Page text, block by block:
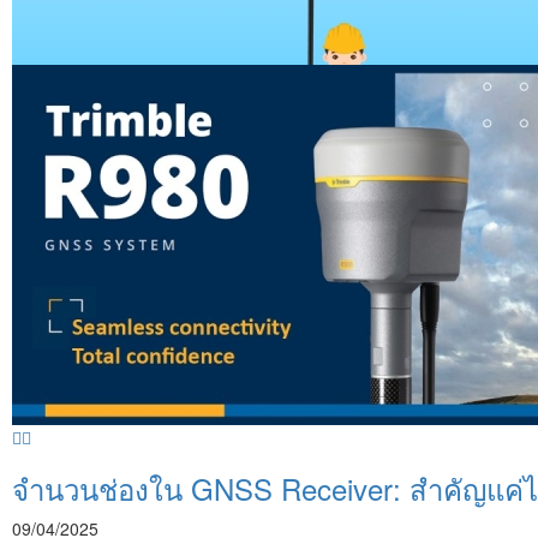
จำนวนช่องใน GNSS Receiver: สำคัญแค่
09/04/2025